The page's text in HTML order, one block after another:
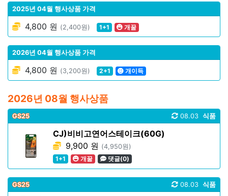
2025년 04월 행사상품 가격
4,800 원 (2,400원) 1+1 개꿀
2026년 04월 행사상품 가격
4,800 원 (3,200원) 2+1 개이득
2026년 08월 행사상품
GS25 식품
08.03
CJ)비비고연어스테이크(60G)
9,900 원 (4,950원)
1+1
개꿀 댓글(0)
GS25 식품
08.03